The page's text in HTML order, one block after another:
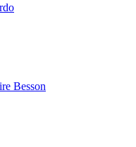
Besson